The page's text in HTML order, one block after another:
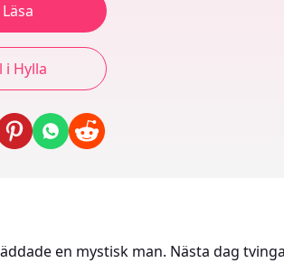
i Hylla
en mystisk man. Nästa dag